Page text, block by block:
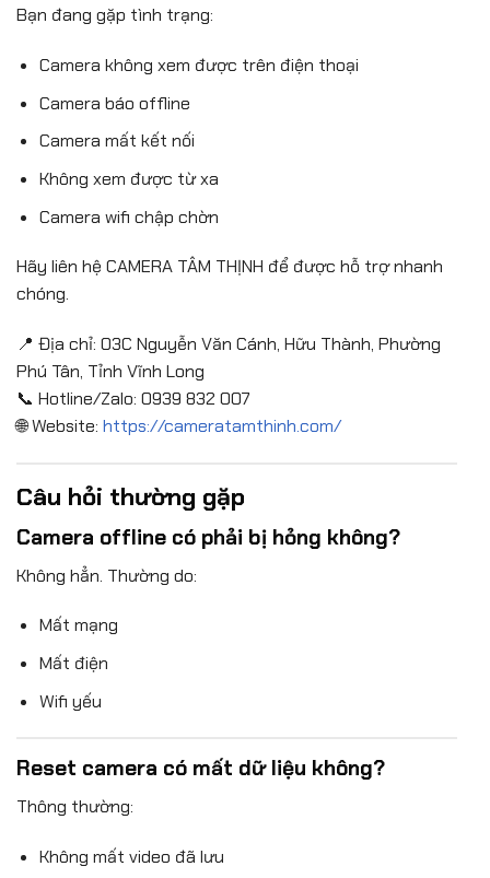
Bạn đang gặp tình trạng:
Camera không xem được trên điện thoại
Camera báo offline
Camera mất kết nối
Không xem được từ xa
Camera wifi chập chờn
Hãy liên hệ CAMERA TÂM THỊNH để được hỗ trợ nhanh
chóng.
📍 Địa chỉ: 03C Nguyễn Văn Cánh, Hữu Thành, Phường
Phú Tân, Tỉnh Vĩnh Long
📞 Hotline/Zalo: 0939 832 007
🌐 Website: https://cameratamthinh.com/
Câu hỏi thường gặp
Camera offline có phải bị hỏng không?
Không hẳn. Thường do:
Mất mạng
Mất điện
Wifi yếu
Reset camera có mất dữ liệu không?
Thông thường:
Không mất video đã lưu